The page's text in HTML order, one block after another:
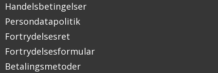
Handelsbetingelser
Persondatapolitik
Fortrydelsesret
Fortrydelsesformular
Betalingsmetoder